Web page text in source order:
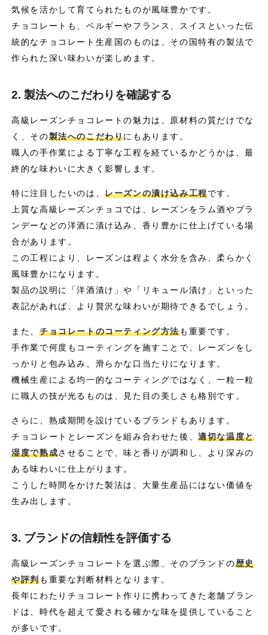
気候を活かして育てられたものが風味豊かです。
チョコレートも、ベルギーやフランス、スイスといった伝
統的なチョコレート生産国のものは、その国特有の製法で
作られた深い味わいが楽しめます。
2. 製法へのこだわりを確認する
高級レーズンチョコレートの魅力は、原材料の質だけでな
く、その製法へのこだわりにもあります。
職人の手作業による丁寧な工程を経ているかどうかは、最
終的な味わいに大きく影響します。
特に注目したいのは、レーズンの漬け込み工程です。
上質な高級レーズンチョコでは、レーズンをラム酒やブラ
ンデーなどの洋酒に漬け込み、香り豊かに仕上げている場
合があります。
この工程により、レーズンは程よく水分を含み、柔らかく
風味豊かになります。
製品の説明に「洋酒漬け」や「リキュール漬け」といった
表記があれば、より贅沢な味わいが期待できるでしょう。
また、 チョコレートのコーティング方法も重要です。
手作業で何度もコーティングを施すことで、レーズンをし
っかりと包み込み、滑らかな口当たりになります。
機械生産による均一的なコーティングではなく、一粒一粒
に職人の技が光るものは、見た目の美しさも格別です。
さらに、熟成期間を設けているブランドもあります。
チョコレートとレーズンを組み合わせた後、適切な温度と
湿度で熟成させることで、味と香りが調和し、より深みの
ある味わいに仕上がります。
こうした時間をかけた製法は、大量生産品にはない価値を
生み出します。
3. ブランドの信頼性を評価する
高級レーズンチョコレートを選ぶ際、そのブランドの歴史
や評判も重要な判断材料となります。
長年にわたりチョコレート作りに携わってきた老舗ブラン
ドは、時代を超えて愛される確かな味を提供していること
が多いです。